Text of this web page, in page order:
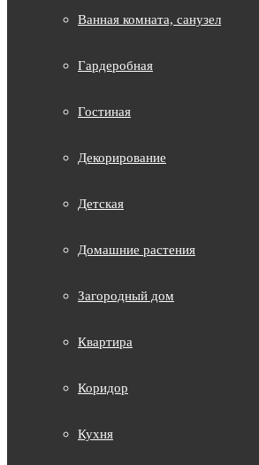
Ванная комната, санузел
Гардеробная
Гостиная
Декорирование
Детская
Домашние растения
Загородный дом
Квартира
Коридор
Кухня